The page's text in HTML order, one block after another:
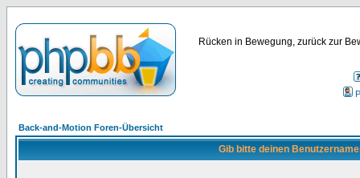
Rücken in Bewegung, zurück zur
Back-and-Motion Foren-Übersicht
Gib bitte deinen